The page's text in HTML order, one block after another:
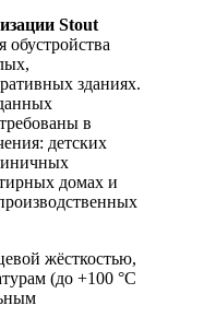
Stout
обустройства
зданиях.
в
детских
домах и
жёсткостью,
(до +100 °С